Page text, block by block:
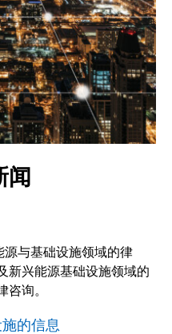
闻
与基础设施领域的律
新兴能源基础设施领域的
询。
的信息